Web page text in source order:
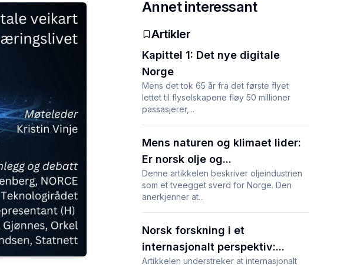
Annet interessant
Artikler
Kapittel 1: Det nye digitale
Norge
Mens det tok 65 år fra det første flyet
lettet til flyselskapene fløy 50 millioner
passasjerer,...
Mens naturen og klimaet lider:
Er norsk olje og...
Denne artikkelen beskriver oljeindustrien
som et tveegget sverd for Norge. Den
anerkjenner at...
Norsk forskning i et
internasjonalt perspektiv:...
Artikkelen understreker at internasjonalt